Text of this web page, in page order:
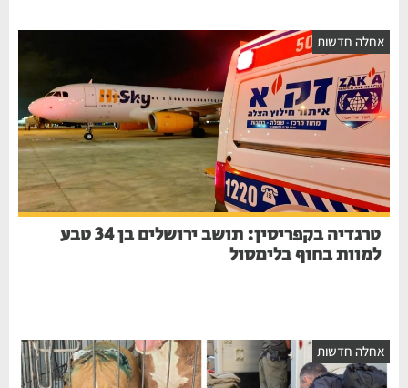
אחלה חדשות
טרגדיה בקפריסין: תושב ירושלים בן 34 טבע
למוות בחוף בלימסול
אחלה חדשות